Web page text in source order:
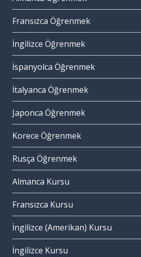
Fransızca Öğrenmek
İngilizce Öğrenmek
İspanyolca Öğrenmek
İtalyanca Öğrenmek
Japonca Öğrenmek
Korece Öğrenmek
Rusça Öğrenmek
Almanca Kursu
Fransızca Kursu
İngilizce (Amerikan) Kursu
İngilizce Kursu